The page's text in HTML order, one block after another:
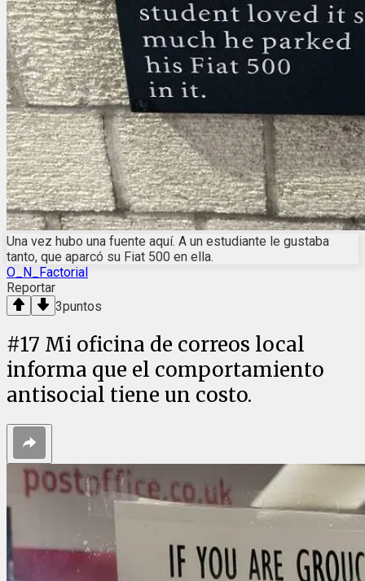
Una vez hubo una fuente aquí. A un estudiante le gustaba
tanto, que aparcó su Fiat 500 en ella.
O_N_Factorial
Reportar
3puntos
#17 Mi oficina de correos local
informa que el comportamiento
antisocial tiene un costo.